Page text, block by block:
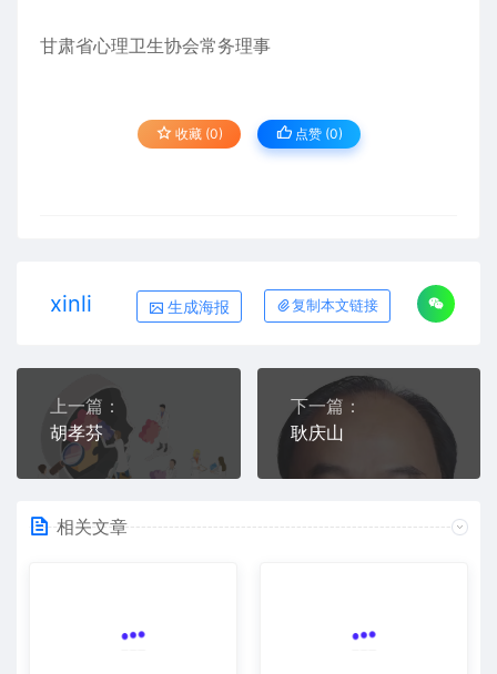
甘肃省心理卫生协会常务理事
收藏 (0) 点赞 (0)
xinli 生成海报 复制本文链接
上一篇：
胡孝芬
下一篇：
耿庆山
相关文章